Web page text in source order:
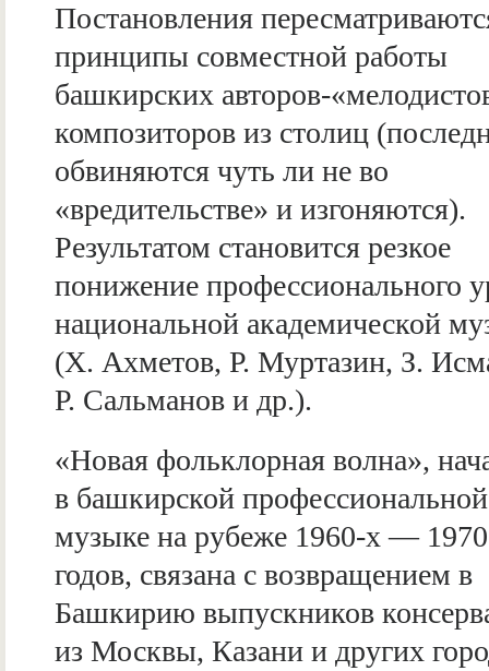
Постановления
принципы совместной работы
башкирских авторов-
композиторов из столиц
обвиняются чуть ли не во
«вредительстве» и изгоняются).
Результатом становится резкое
понижение профессионального
национальной академической
(Х. Ахметов, Р. Муртазин, З.
Р. Сальманов и др.).
«Новая фольклорная волна»,
в башкирской профессиональной
музыке на рубеже 1960-х —
годов, связана с возвращением в
Башкирию выпускников
из Москвы, Казани и других